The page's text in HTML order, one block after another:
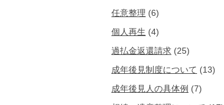
任意整理 (6)
個人再生 (4)
過払金返還請求 (25)
成年後見制度について (13)
成年後見人の具体例 (7)